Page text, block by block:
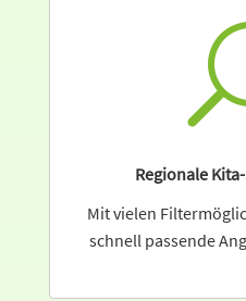
Regionale
Mit vielen
schnell passende